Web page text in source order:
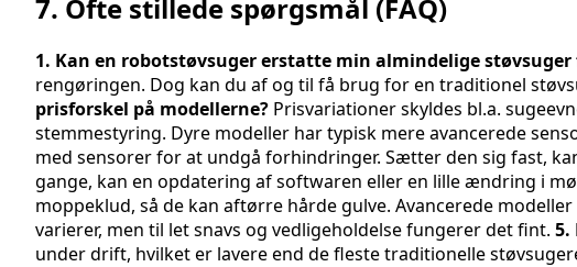
7. Ofte stillede spørgsmål (FAQ)
1. Kan en robotstøvsuger erstatte min almindelige
rengøringen. Dog kan du af og til få brug for en traditionel
prisforskel på modellerne? Prisvariationer skyldes bl.a.
stemmestyring. Dyre modeller har typisk mere avancerede
med sensorer for at undgå forhindringer. Sætter den sig fast,
gange, kan en opdatering af softwaren eller en lille ændring i
moppeklud, så de kan aftørre hårde gulve. Avancerede
varierer, men til let snavs og vedligeholdelse fungerer det fint. 5.
under drift, hvilket er lavere end de fleste traditionelle